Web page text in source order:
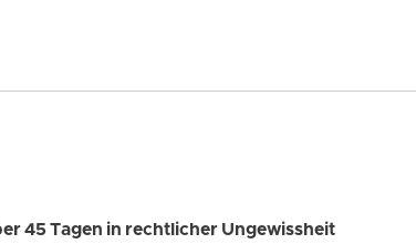
45 Tagen in rechtlicher Ungewissheit